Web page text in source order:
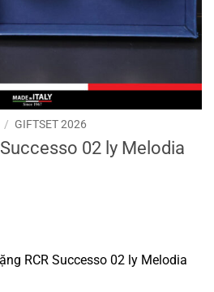
/ GIFTSET 2026
02 ly Melodia
RCR Successo 02 ly Melodia